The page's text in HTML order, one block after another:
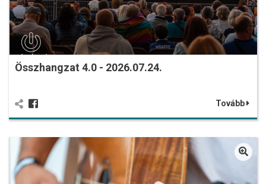
Összhangzat 4.0 - 2026.07.24.
Tovább